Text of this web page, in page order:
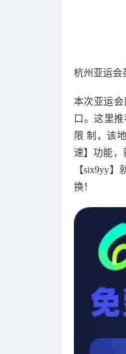
杭州亚运会
本次亚运
口。这里
限 制，该
速】功能，
【six9yy
换！